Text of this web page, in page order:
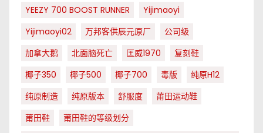
YEEZY 700 BOOST RUNNER
Yijimaoyi
Yijimaoyi02
万邦客供辰元原厂
公司级
加拿大鹅
北面脑死亡 匡威1970
复刻鞋
椰子350
椰子500 椰子700 毒版
纯原H12
纯原制造
纯原版本 舒服度
莆田运动鞋
莆田鞋
莆田鞋的等级划分